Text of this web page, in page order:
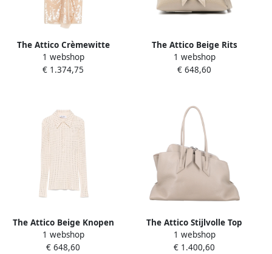
The Attico Crèmewitte
Pailletten Jurk Beige Dames
1 webshop
€ 1.374,75
The Attico Beige Rits
Bovenhandvat Schoudertas
Beige Dames
1 webshop
€ 648,60
The Attico Beige Knopen
Trui Lange Mouwen Beige
Dames
1 webshop
€ 648,60
The Attico Stijlvolle Top
Handle Tas Beige Dames
1 webshop
€ 1.400,60